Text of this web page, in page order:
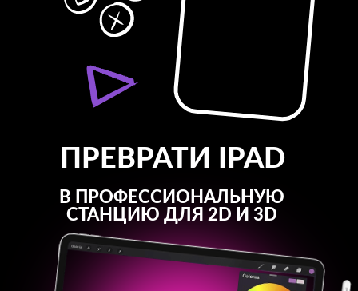
ПРЕВРАТИ IPAD
В ПРОФЕССИОНАЛЬНУЮ
СТАНЦИЮ ДЛЯ 2D И 3D